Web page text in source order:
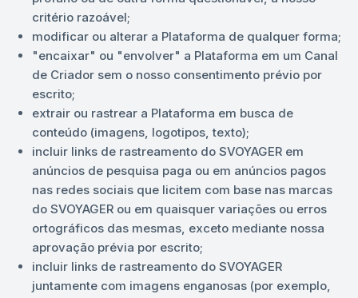
critério razoável;
modificar ou alterar a Plataforma de qualquer forma;
"encaixar" ou "envolver" a Plataforma em um Canal
de Criador sem o nosso consentimento prévio por
escrito;
extrair ou rastrear a Plataforma em busca de
conteúdo (imagens, logotipos, texto);
incluir links de rastreamento do SVOYAGER em
anúncios de pesquisa paga ou em anúncios pagos
nas redes sociais que licitem com base nas marcas
do SVOYAGER ou em quaisquer variações ou erros
ortográficos das mesmas, exceto mediante nossa
aprovação prévia por escrito;
incluir links de rastreamento do SVOYAGER
juntamente com imagens enganosas (por exemplo,